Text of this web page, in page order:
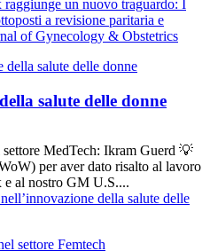
un nuovo traguardo: I
a revisione paritaria e
of Gynecology & Obstetrics
salute delle donne
MedTech: Ikram Guerd 💡
per aver dato risalto al lavoro
e al nostro GM U.S....
della salute delle